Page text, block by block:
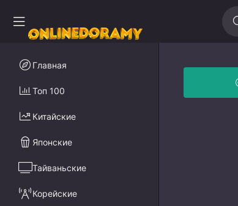
Главная
Топ 100
Китайские
Японские
Тайваньские
Корейские